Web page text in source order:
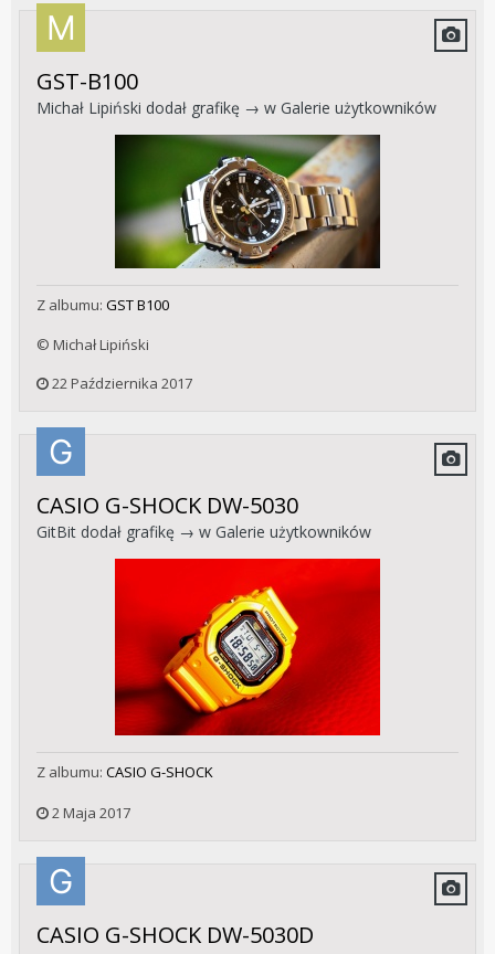
GST-B100
Michał Lipiński dodał grafikę → w Galerie użytkowników
Z albumu: GST B100
© Michał Lipiński
22 Października 2017
CASIO G-SHOCK DW-5030
GitBit dodał grafikę → w Galerie użytkowników
Z albumu: CASIO G-SHOCK
2 Maja 2017
CASIO G-SHOCK DW-5030D